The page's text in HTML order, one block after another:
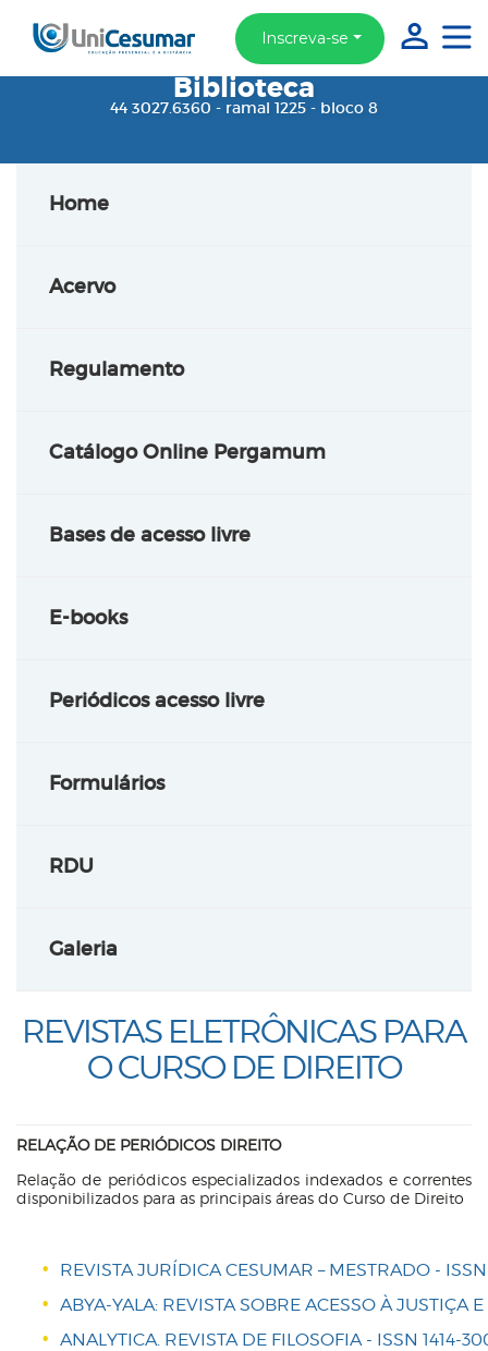
Inscreva-se
Biblioteca
44 3027.6360 - ramal 1225 - bloco 8
Home
Acervo
Regulamento
Catálogo Online Pergamum
Bases de acesso livre
E-books
Periódicos acesso livre
Formulários
RDU
Galeria
REVISTAS ELETRÔNICAS PARA
O CURSO DE DIREITO
RELAÇÃO DE PERIÓDICOS DIREITO
Relação de periódicos especializados indexados e correntes
disponibilizados para as principais áreas do Curso de Direito
REVISTA JURÍDICA CESUMAR – MESTRADO -
ABYA-YALA: REVISTA SOBRE ACESSO À
ANALYTICA. REVISTA DE FILOSOFIA - ISSN 1414-